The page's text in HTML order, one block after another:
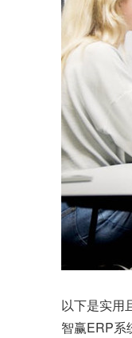
以下是实用
智赢ERP系